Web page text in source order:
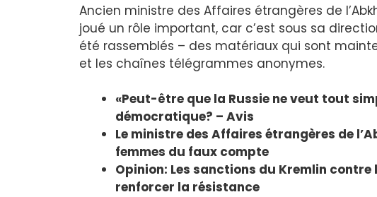
Ancien ministre des Affaires étrangères de
joué un rôle important, car c’est sous sa
été rassemblés – des matériaux qui sont
et les chaînes télégrammes anonymes.
«Peut-être que la Russie ne veut tout
démocratique? – Avis
Le ministre des Affaires étrangères de
femmes du faux compte
Opinion: Les sanctions du Kremlin
renforcer la résistance